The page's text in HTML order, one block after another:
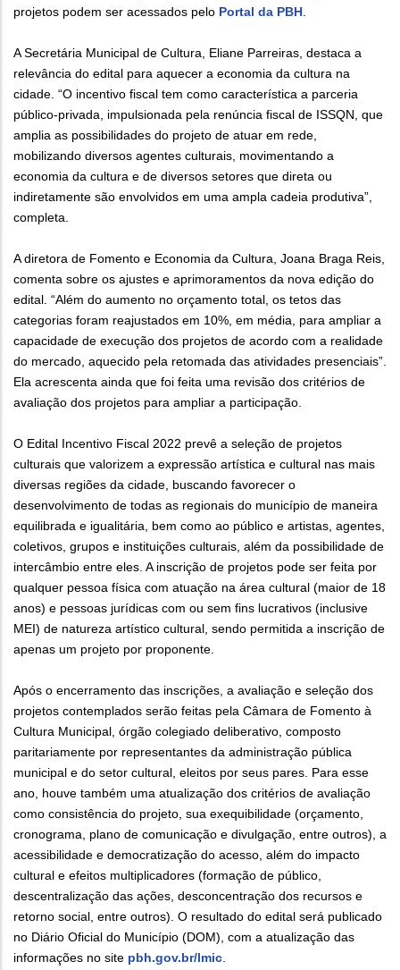
projetos podem ser acessados pelo Portal da PBH.
A Secretária Municipal de Cultura, Eliane Parreiras, destaca a
relevância do edital para aquecer a economia da cultura na
cidade. “O incentivo fiscal tem como característica a parceria
público-privada, impulsionada pela renúncia fiscal de ISSQN, que
amplia as possibilidades do projeto de atuar em rede,
mobilizando diversos agentes culturais, movimentando a
economia da cultura e de diversos setores que direta ou
indiretamente são envolvidos em uma ampla cadeia produtiva”,
completa.
A diretora de Fomento e Economia da Cultura, Joana Braga Reis,
comenta sobre os ajustes e aprimoramentos da nova edição do
edital. “Além do aumento no orçamento total, os tetos das
categorias foram reajustados em 10%, em média, para ampliar a
capacidade de execução dos projetos de acordo com a realidade
do mercado, aquecido pela retomada das atividades presenciais”.
Ela acrescenta ainda que foi feita uma revisão dos critérios de
avaliação dos projetos para ampliar a participação.
O Edital Incentivo Fiscal 2022 prevê a seleção de projetos
culturais que valorizem a expressão artística e cultural nas mais
diversas regiões da cidade, buscando favorecer o
desenvolvimento de todas as regionais do município de maneira
equilibrada e igualitária, bem como ao público e artistas, agentes,
coletivos, grupos e instituições culturais, além da possibilidade de
intercâmbio entre eles. A inscrição de projetos pode ser feita por
qualquer pessoa física com atuação na área cultural (maior de 18
anos) e pessoas jurídicas com ou sem fins lucrativos (inclusive
MEI) de natureza artístico cultural, sendo permitida a inscrição de
apenas um projeto por proponente.
Após o encerramento das inscrições, a avaliação e seleção dos
projetos contemplados serão feitas pela Câmara de Fomento à
Cultura Municipal, órgão colegiado deliberativo, composto
paritariamente por representantes da administração pública
municipal e do setor cultural, eleitos por seus pares. Para esse
ano, houve também uma atualização dos critérios de avaliação
como consistência do projeto, sua exequibilidade (orçamento,
cronograma, plano de comunicação e divulgação, entre outros), a
acessibilidade e democratização do acesso, além do impacto
cultural e efeitos multiplicadores (formação de público,
descentralização das ações, desconcentração dos recursos e
retorno social, entre outros). O resultado do edital será publicado
no Diário Oficial do Município (DOM), com a atualização das
informações no site pbh.gov.br/lmic.